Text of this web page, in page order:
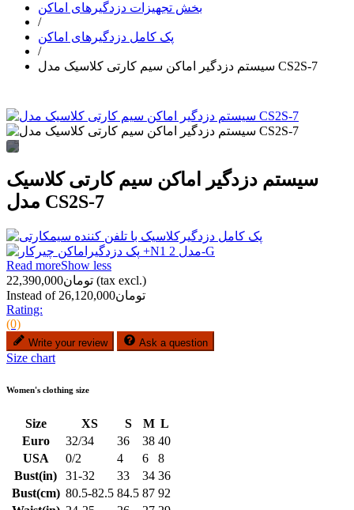
بخش تجهیزات دزدگیرهای اماکن
/
پک کامل دزدگیرهای اماکن
/
سیستم دزدگیر اماکن سیم کارتی کلاسیک مدل CS2S-7
سیستم دزدگیر اماکن سیم کارتی کلاسیک
مدل CS2S-7
Read moreShow less
تومان22,390,000 (tax excl.)
Instead of تومان26,120,000
Rating:
(0)
Write your review Ask a question
Size chart
Women's clothing size
Size XS S M L
Euro
32/34 36 38 40
USA
0/2 4 6
8
Bust(in)
31-32 33 34 36
Bust(cm) 80.5-82.5 84.5 87 92